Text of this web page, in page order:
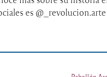
es @_revolucion.arte